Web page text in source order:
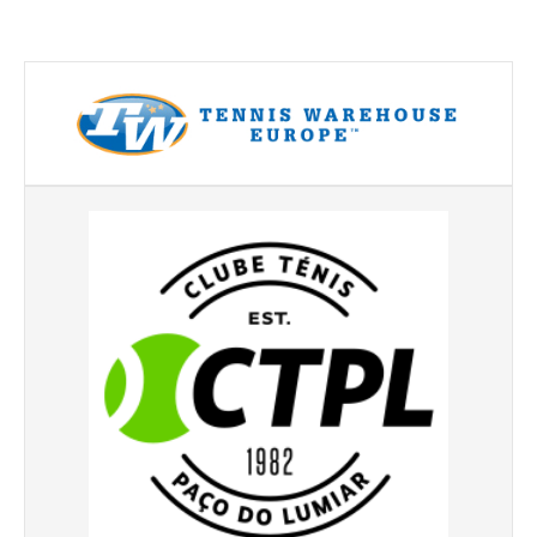
CTPL vs Vamos Tennis Club (RUS)
Torneio Inauguração das Bancadas
Torneio Extracarnes III
Torneio Extracarnes IV
Galeria 2013
Open S. Martinho
Open Aniversário